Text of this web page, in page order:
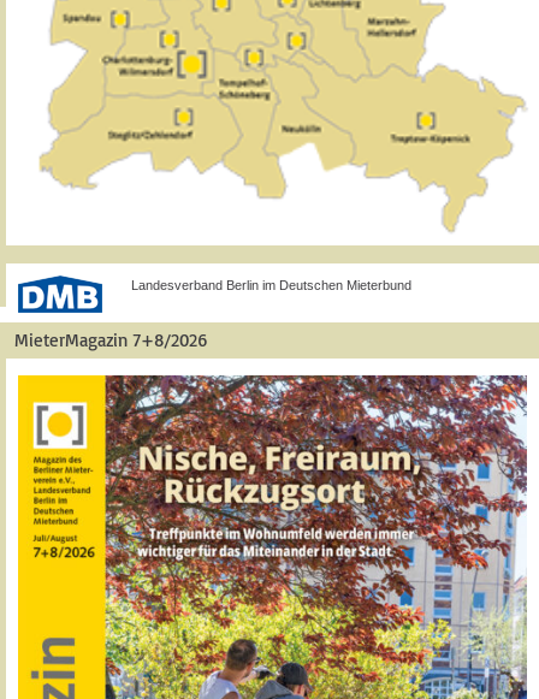
Landesverband Berlin im Deutschen Mieterbund
MieterMagazin 7+8/2026